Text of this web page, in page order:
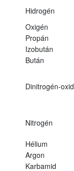
Hidrogén
Oxigén
Propán
Izobután
Bután
Dinitrogén-oxid
Nitrogén
Hélium
Argon
Karbamid